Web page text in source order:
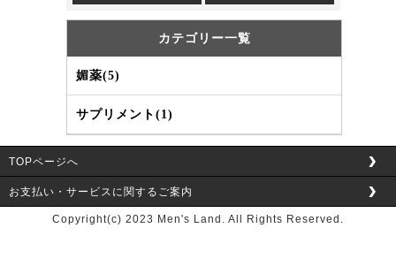
カテゴリー一覧
媚薬(5)
サプリメント(1)
TOPページへ
お支払い・サービスに関するご案内
Copyright(c) 2023 Men's Land. All Rights Reserved.